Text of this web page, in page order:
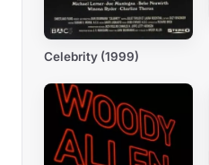
Celebrity (1999)